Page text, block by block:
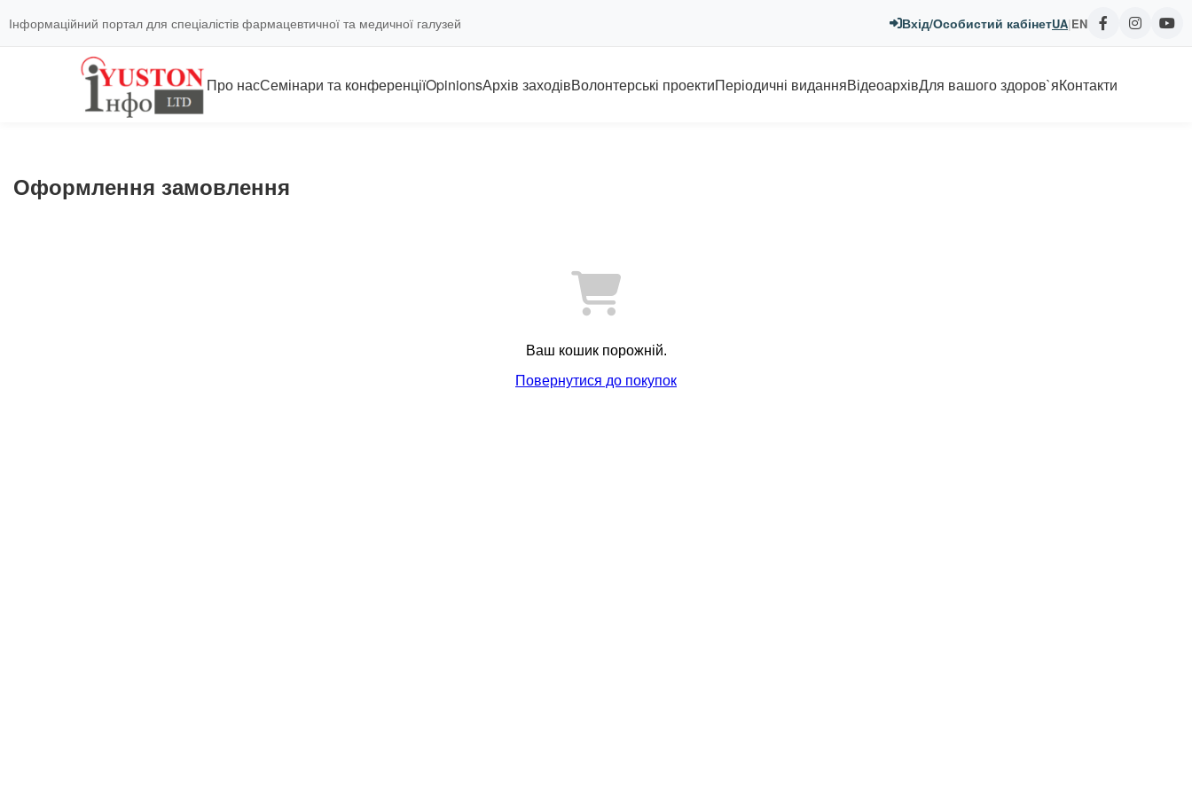
Інформаційний портал для спеціалістів фармацевтичної та медичної галузей Вхід/Особистий кабінетUA|EN
Про насСемінари та конференціїOpinionsАрхів заходівВолонтерські проектиПеріодичні виданняВідеоархівДля вашого здоров`яКонтакти
Оформлення замовлення
Ваш кошик порожній.
Повернутися до покупок